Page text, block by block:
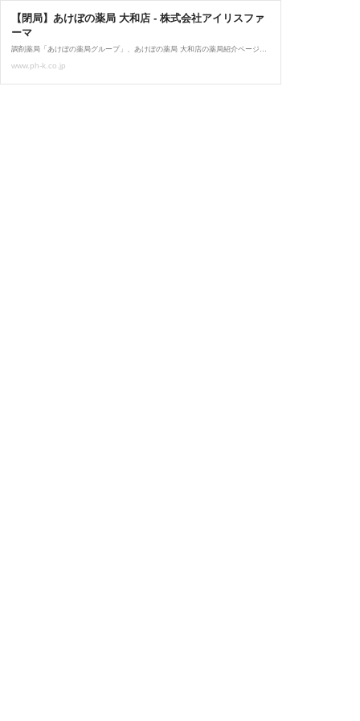
【閉局】あけぼの薬局 大和店 - 株式会社アイリスファ
ーマ
調剤薬局「あけぼの薬局グループ」、あけぼの薬局 大和店の薬局紹介ページ。当社は患者さまの目線にたった“かかりつけ薬局”を目指す調剤チェーン薬局です。首都圏を中心に展開し、薬剤師研修に力を入れています。
www.ph-k.co.jp